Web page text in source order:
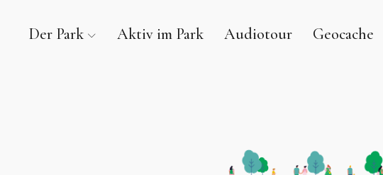
Der Park Aktiv im Park Audiotour Geocache
Verein zur Erhaltung des